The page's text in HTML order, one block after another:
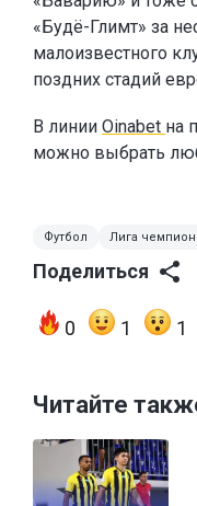
«Будё-Глимт» за
малоизвестного
поздних стадий
В линии Oinabet на
можно выбрать
Футбол Лига
Поделиться
0 1 1
Читайте